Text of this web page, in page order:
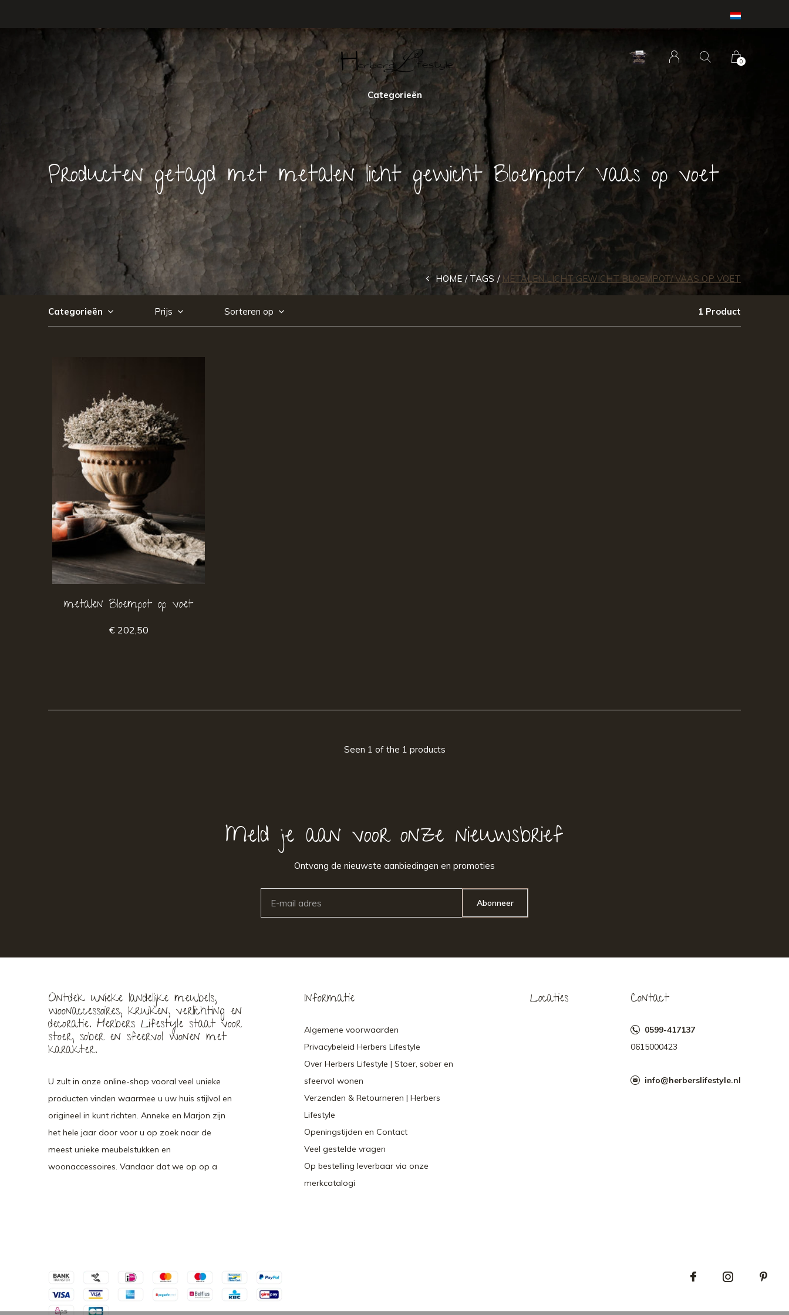
Categorieën
0
Producten getagd met metalen licht gewicht Bloempot/ Vaas op voet
HOME TAGS METALEN LICHT GEWICHT BLOEMPOT/ VAAS OP VOET
Categorieën Prijs Sorteren op 1 Product
metalen Bloempot op voet
€ 202,50
Seen 1 of the 1 products
Meld je aan voor onze nieuwsbrief
Ontvang de nieuwste aanbiedingen en promoties
Abonneer
Ontdek unieke landelijke meubels,
woonaccessoires, kruiken, verlichting en
decoratie. Herbers Lifestyle staat voor
stoer, sober en sfeervol wonen met
karakter.
U zult in onze online-shop vooral veel unieke
producten vinden waarmee u uw huis stijlvol en
origineel in kunt richten. Anneke en Marjon zijn
het hele jaar door voor u op zoek naar de
meest unieke meubelstukken en
woonaccessoires. Vandaar dat we op op a
Informatie
Algemene voorwaarden
Privacybeleid Herbers Lifestyle
Over Herbers Lifestyle | Stoer, sober en
sfeervol wonen
Verzenden & Retourneren | Herbers
Lifestyle
Openingstijden en Contact
Veel gestelde vragen
Op bestelling leverbaar via onze
merkcatalogi
Locaties Contact
0599-417137
0615000423
info@herberslifestyle.nl